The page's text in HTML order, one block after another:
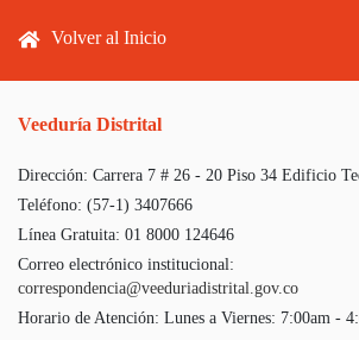
Footer menu
Volver al Inicio
Veeduría Distrital
Dirección: Carrera 7 # 26 - 20 Piso 34 Edificio
Teléfono: (57-1) 3407666
Línea Gratuita: 01 8000 124646
Correo electrónico institucional:
correspondencia@veeduriadistrital.gov.co
Horario de Atención: Lunes a Viernes: 7:00am -